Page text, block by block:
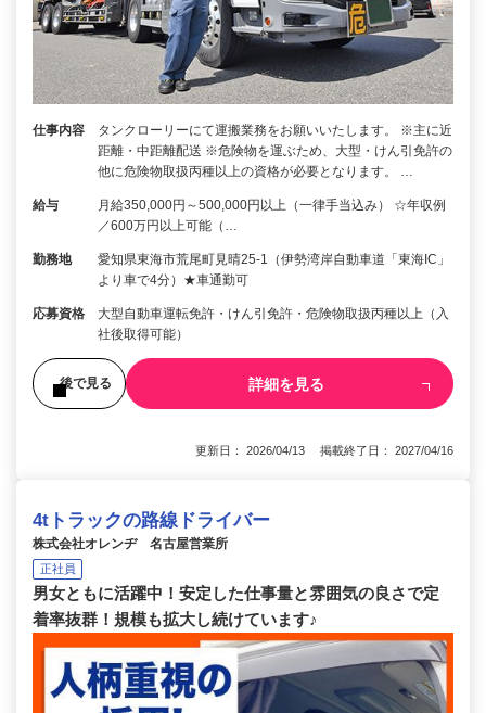
仕事内容
タンクローリーにて運搬業務をお願いいたします。 ※主に近
距離・中距離配送 ※危険物を運ぶため、大型・けん引免許の
他に危険物取扱丙種以上の資格が必要となります。 …
給与
月給350,000円～500,000円以上（一律手当込み） ☆年収例
／600万円以上可能（…
勤務地
愛知県東海市荒尾町見晴25-1（伊勢湾岸自動車道「東海IC」
より車で4分）★車通勤可
応募資格
大型自動車運転免許・けん引免許・危険物取扱丙種以上（入
社後取得可能）
後で見る 詳細を見る
更新日： 2026/04/13 掲載終了日： 2027/04/16
4tトラックの路線ドライバー
株式会社オレンヂ 名古屋営業所
正社員
男女ともに活躍中！安定した仕事量と雰囲気の良さで定
着率抜群！規模も拡大し続けています♪